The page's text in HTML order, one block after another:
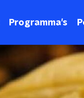
Programma's